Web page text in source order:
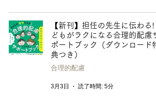
【新刊】担任の先生に伝わる!
どもがラクになる合理的配慮サ
ポートブック（ダウンロード特
典つき）
合理的配慮
3月3日 読了時間: 5分